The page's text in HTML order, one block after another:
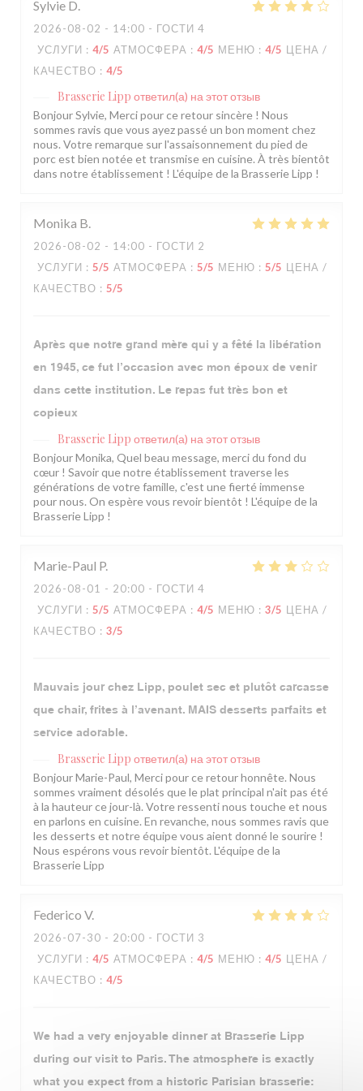
Sylvie D
2026-08-02 - 14:00 - ГОСТИ 4
УСЛУГИ : 4/5 АТМОСФЕРА : 4/5 МЕНЮ : 4/5 ЦЕНА /
КАЧЕСТВО : 4/5
Brasserie Lipp ответил(а) на этот отзыв
Bonjour Sylvie, Merci pour ce retour sincère ! Nous
sommes ravis que vous ayez passé un bon moment chez
nous. Votre remarque sur l'assaisonnement du pied de
porc est bien notée et transmise en cuisine. À très bientôt
dans notre établissement ! L'équipe de la Brasserie Lipp !
Monika B
2026-08-02 - 14:00 - ГОСТИ 2
УСЛУГИ : 5/5 АТМОСФЕРА : 5/5 МЕНЮ : 5/5 ЦЕНА /
КАЧЕСТВО : 5/5
Après que notre grand mère qui y a fêté la libération
en 1945, ce fut l’occasion avec mon époux de venir
dans cette institution. Le repas fut très bon et
copieux
Brasserie Lipp ответил(а) на этот отзыв
Bonjour Monika, Quel beau message, merci du fond du
cœur ! Savoir que notre établissement traverse les
générations de votre famille, c'est une fierté immense
pour nous. On espère vous revoir bientôt ! L'équipe de la
Brasserie Lipp !
Marie-Paul P
2026-08-01 - 20:00 - ГОСТИ 4
УСЛУГИ : 5/5 АТМОСФЕРА : 4/5 МЕНЮ : 3/5 ЦЕНА /
КАЧЕСТВО : 3/5
Mauvais jour chez Lipp, poulet sec et plutôt carcasse
que chair, frites à l’avenant. MAIS desserts parfaits et
service adorable.
Brasserie Lipp ответил(а) на этот отзыв
Bonjour Marie-Paul, Merci pour ce retour honnête. Nous
sommes vraiment désolés que le plat principal n'ait pas été
à la hauteur ce jour-là. Votre ressenti nous touche et nous
en parlons en cuisine. En revanche, nous sommes ravis que
les desserts et notre équipe vous aient donné le sourire !
Nous espérons vous revoir bientôt. L'équipe de la
Brasserie Lipp
Federico V
2026-07-30 - 20:00 - ГОСТИ 3
УСЛУГИ : 4/5 АТМОСФЕРА : 4/5 МЕНЮ : 4/5 ЦЕНА /
КАЧЕСТВО : 4/5
We had a very enjoyable dinner at Brasserie Lipp
during our visit to Paris. The atmosphere is exactly
what you expect from a historic Parisian brasserie: